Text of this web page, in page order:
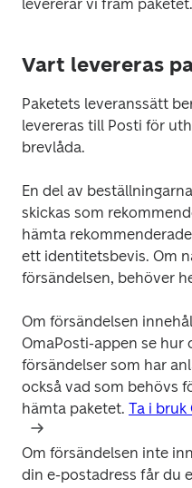
levererar vi fram paketet.
Vart levereras
Paketets leveranssätt
levereras till Posti för
brevlåda.
En del av
skickas som
hämta
ett identitetsbevis. Om
försändelsen, behöver
Om försändelsen
OmaPosti-appen se hur
försändelser som har
också vad som behövs
hämta paketet.
Om försändelsen inte
din e-postadress får du